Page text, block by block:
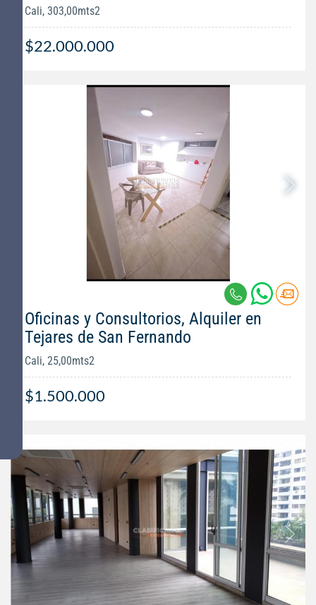
Cali, 303,00mts2
$22.000.000
Oficinas y Consultorios, Alquiler en
Tejares de San Fernando
Cali, 25,00mts2
$1.500.000